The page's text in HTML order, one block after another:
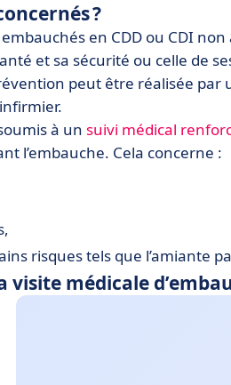
?
en CDD ou CDI non
et sa sécurité ou celle de
peut être réalisée
à un suivi médical
l’embauche. Cela concerne :
risques tels que l’amiante
médicale